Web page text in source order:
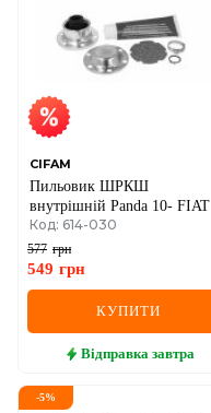
CIFAM
Пильовик ШРКШ
внутрішній Panda 10- FIAT
Код: 614-030
577 грн
549 грн
КУПИТИ
Відправка завтра
-5%